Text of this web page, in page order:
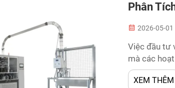
Phân
2026-05-01
Việc đầu tư
mà các
hóa có tồn
được...
XEM THÊM